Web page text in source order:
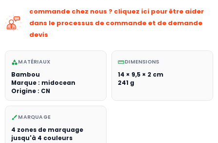
commande chez nous ? cliquez ici pour être aider
dans le processus de commande et de demande
devis
categoryMATÉRIAUX
Bambou
Marque : midocean
Origine : CN
straightenDIMENSIONS
14 × 9,5 × 2 cm
241 g
brush MARQUAGE
4 zones de marquage
jusqu'à 4 couleurs